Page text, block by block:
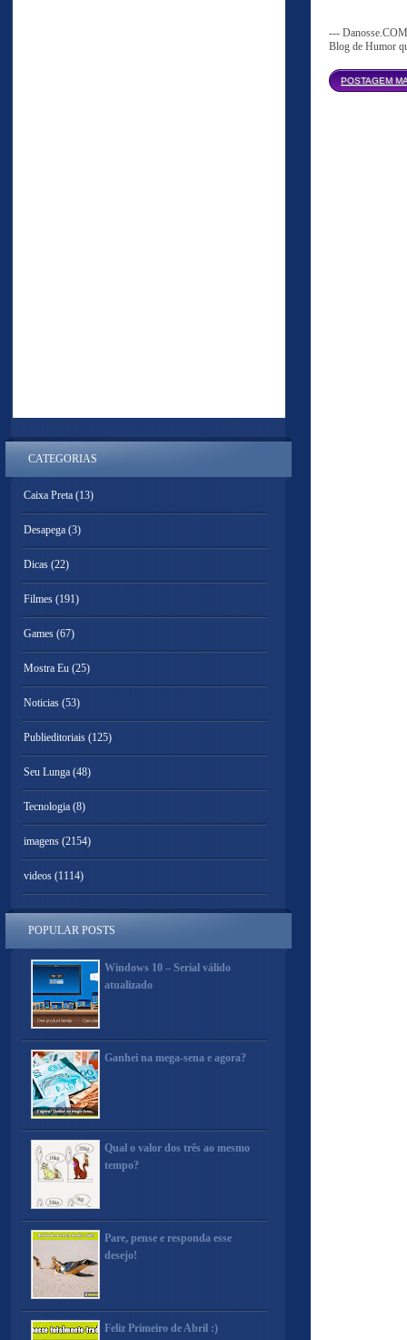
---
Blog de Humor
POSTAGEM
CATEGORIAS
Caixa Preta (13)
Desapega (3)
Dicas (22)
Filmes (191)
Games (67)
Mostra Eu (25)
Noticias (53)
Publieditoriais (125)
Seu Lunga (48)
Tecnologia (8)
imagens (2154)
videos (1114)
POPULAR POSTS
Windows 10 – Serial válido
atualizado
Ganhei na mega-sena e agora?
Qual o valor dos três ao mesmo
tempo?
Pare, pense e responda esse
desejo!
Feliz Primeiro de Abril :)